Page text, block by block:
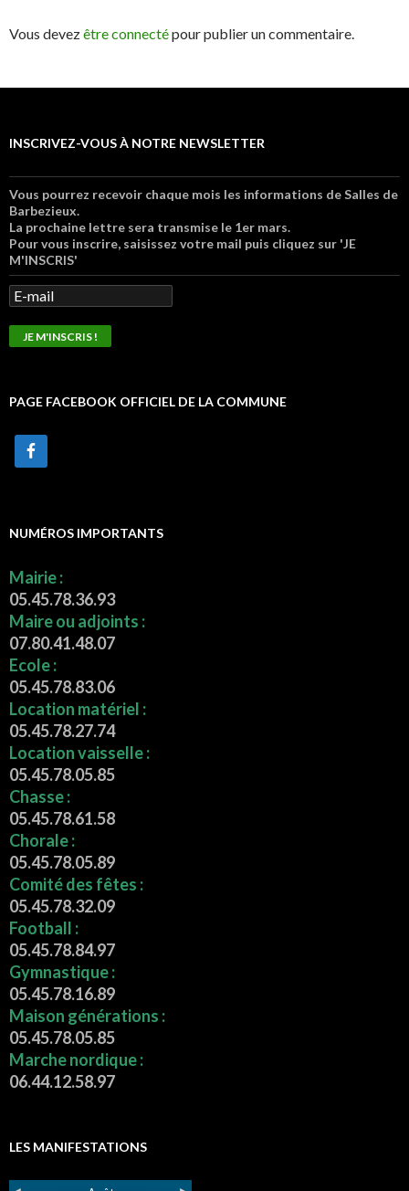
Vous devezêtre connectépour publier un commentaire.
INSCRIVEZ-VOUS À NOTRE NEWSLETTER
Vous pourrez recevoir chaque mois les informations de Salles de
Barbezieux.
La prochaine lettre sera transmise le 1er mars.
Pour vous inscrire, saisissez votre mail puis cliquez sur 'JE
M'INSCRIS'
PAGE FACEBOOK OFFICIEL DE LA COMMUNE
NUMÉROS IMPORTANTS
Mairie :
05.45.78.36.93
Maire ou adjoints :
07.80.41.48.07
Ecole :
05.45.78.83.06
Location matériel :
05.45.78.27.74
Location vaisselle :
05.45.78.05.85
Chasse :
05.45.78.61.58
Chorale :
05.45.78.05.89
Comité des fêtes :
05.45.78.32.09
Football :
05.45.78.84.97
Gymnastique :
05.45.78.16.89
Maison générations :
05.45.78.05.85
Marche nordique :
06.44.12.58.97
LES MANIFESTATIONS